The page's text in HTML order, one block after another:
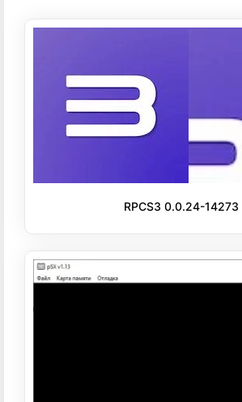
RPCS3 0.0.24-14273